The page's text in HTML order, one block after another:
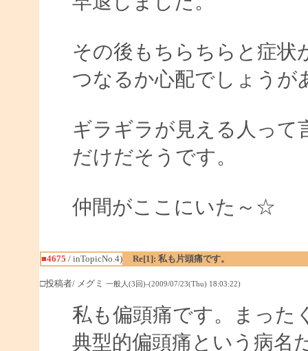
その後もちらちらと症状
つなるか心配でしょうが
ギラギラが見える人って
だけだそうです。
仲間がここにいた～☆
■4675 / inTopicNo.4) Re[1]: 私も片頭痛です。
□投稿者/ メグミ 一般人(3回)-(2009/07/23(Thu) 18:03:22)
私も偏頭痛です。まった
典型的偏頭痛という病名